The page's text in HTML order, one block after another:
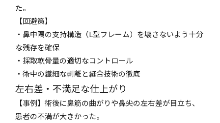
た。
【回避策】
・鼻中隔の支持構造（L型フレーム）を壊さないよう十分
な残存を確保
・採取軟骨量の適切なコントロール
・術中の繊細な剥離と縫合技術の徹底
左右差・不満足な仕上がり
【事例】術後に鼻筋の曲がりや鼻尖の左右差が目立ち、
患者の不満が大きかった。